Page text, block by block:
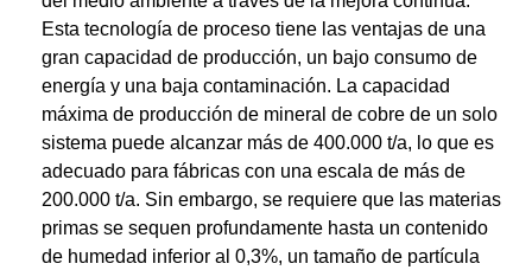
Esta tecnología de proceso tiene las ventajas de una
gran capacidad de producción, un bajo consumo de
energía y una baja contaminación. La capacidad
máxima de producción de mineral de cobre de un solo
sistema puede alcanzar más de 400.000 t/a, lo que es
adecuado para fábricas con una escala de más de
200.000 t/a. Sin embargo, se requiere que las materias
primas se sequen profundamente hasta un contenido
de humedad inferior al 0,3%, un tamaño de partícula